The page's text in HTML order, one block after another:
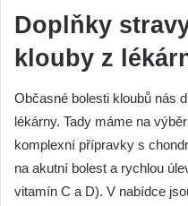
Doplňky
klouby z
Občasné bolesti kloubů nás
lékárny. Tady máme na
komplexní přípravky s
na akutní bolest a rychlou
vitamín C a D). V nabídce